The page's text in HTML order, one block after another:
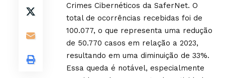
Crimes Cibernéticos da SaferNet. O
total de ocorrências recebidas foi de
100.077, o que representa uma redução
de 50.770 casos em relação a 2023,
resultando em uma diminuição de 33%.
Essa queda é notável, especialmente